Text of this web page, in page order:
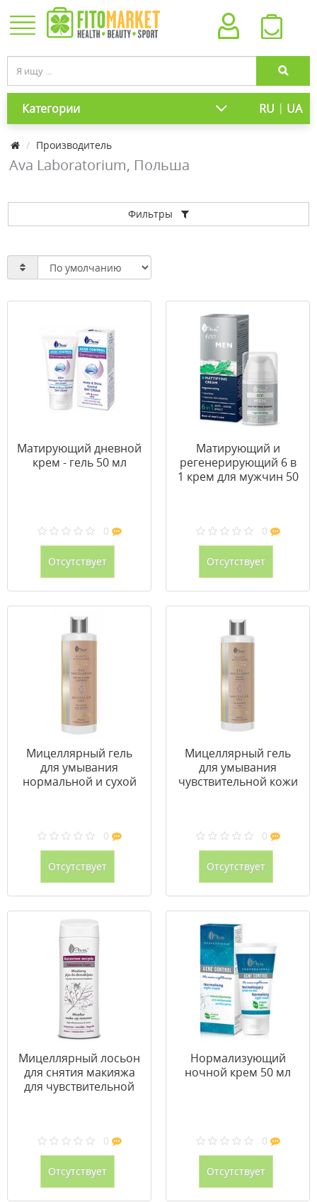
Категории RU | UA
Производитель
Ava Laboratorium, Польша
Фильтры
Матирующий дневной
крем - гель 50 мл
0
Отсутствует
Матирующий и
регенерирующий 6 в
1 крем для мужчин 50
0
Отсутствует
Мицеллярный гель
для умывания
нормальной и сухой
0
Отсутствует
Мицеллярный гель
для умывания
чувствительной кожи
0
Отсутствует
Мицеллярный лосьон
для снятия макияжа
для чувствительной
0
Отсутствует
Нормализующий
ночной крем 50 мл
0
Отсутствует